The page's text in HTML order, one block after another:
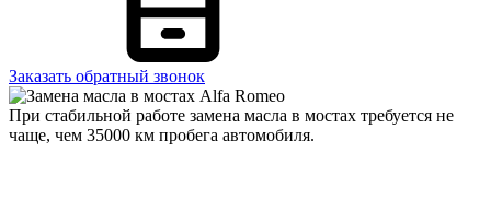
Заказать обратный звонок
При стабильной работе замена масла в мостах требуется не
чаще, чем 35000 км пробега автомобиля.